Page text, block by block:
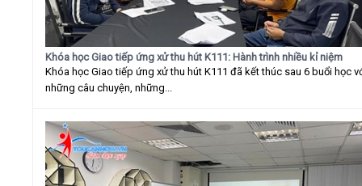
Khóa học Giao tiếp ứng xử thu hút K111: Hành trình nhiều kỉ niệm
Khóa học Giao tiếp ứng xử thu hút K111 đã kết thúc sau 6 buổi học
những câu chuyện, những...